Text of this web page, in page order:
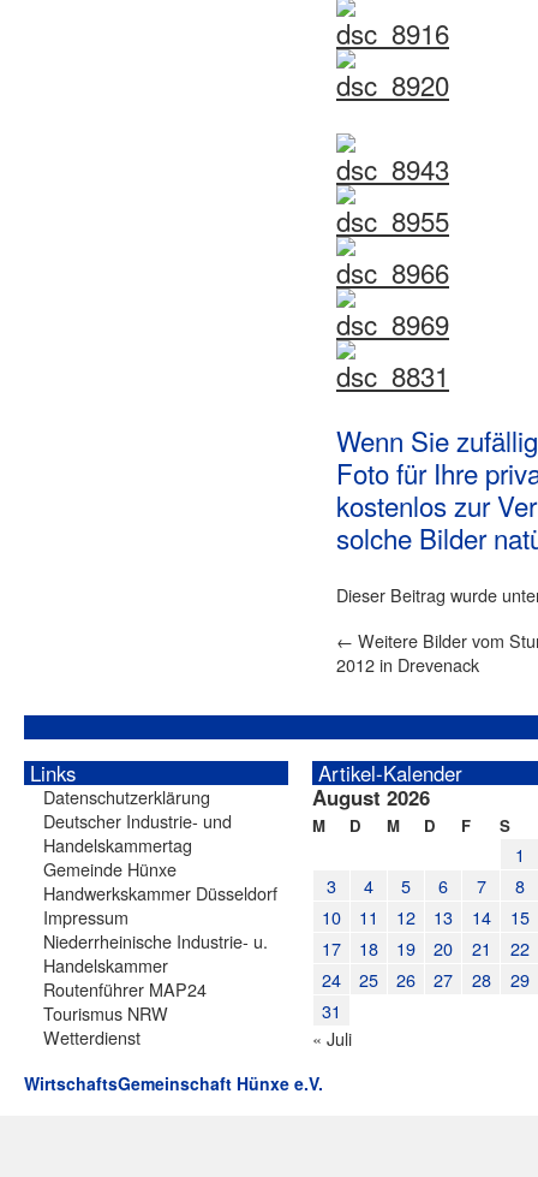
Wenn Sie
Foto für Ihre
kostenlos zur
solche Bilder
Dieser Beitrag wurde
← Weitere Bilder vom
2012 in Drevenack
Links
Datenschutzerklärung
Deutscher Industrie- und
Handelskammertag
Gemeinde Hünxe
Handwerkskammer Düsseldorf
Impressum
Niederrheinische Industrie- u.
Handelskammer
Routenführer MAP24
Tourismus NRW
Wetterdienst
Artikel-Kalender
August 2026
M D M D F S
1
3
4 5 6 7
8
10
11 12 13 14
15
17
18 19 20 21
22
24
25 26 27 28
29
31
« Juli
WirtschaftsGemeinschaft Hünxe e.V.